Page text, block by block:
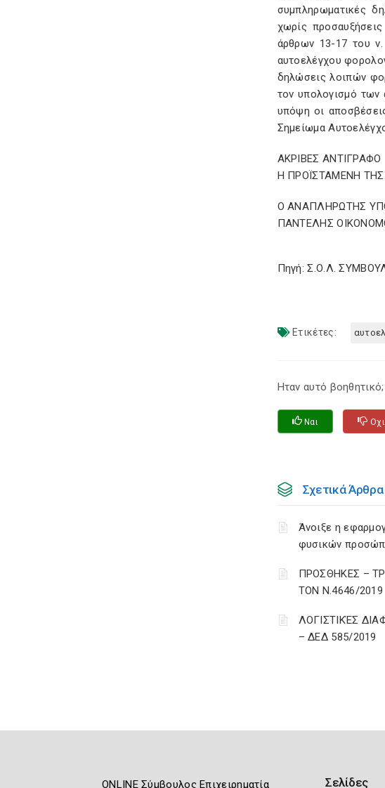
συμπληρωματικές
χωρίς
άρθρων 13-17 του
αυτοελέγχου
δηλώσεις λοιπών
τον υπολογισμό
υπόψη οι
Σημείωμα
ΑΚΡΙΒΕΣ ΑΝΤΙΓΡΑΦΟ
Η ΠΡΟΪΣΤΑΜΕΝΗ
Ο ΑΝΑΠΛΗΡΩΤΗΣ
ΠΑΝΤΕΛΗΣ
Πηγή: Σ.Ο.Λ.
Ετικέτες:
Ηταν αυτό βοηθητικό;
Ναι Οχι
Σχετικά Άρθρα
Άνοιξε η
φυσικών
ΠΡΟΣΘΗΚΕΣ –
ΤΟΝ Ν.4646/2019
ΛΟΓΙΣΤΙΚΈΣ
– ΔΕΔ 585/2019
ONLINE Σύμβουλος Επιχειρηματία Σελίδες